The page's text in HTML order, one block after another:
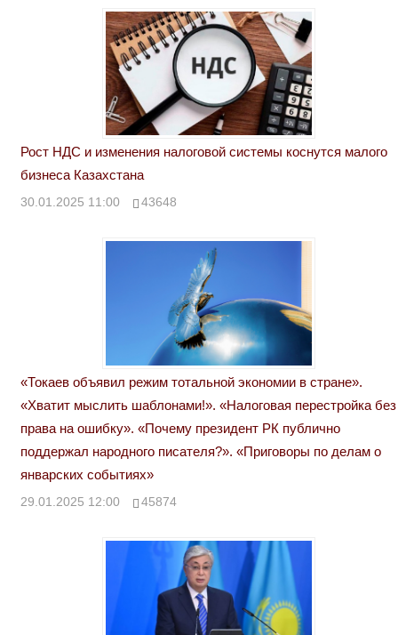
Рост НДС и изменения налоговой системы коснутся малого
бизнеса Казахстана
30.01.2025 11:00 43648
«Токаев объявил режим тотальной экономии в стране».
«Хватит мыслить шаблонами!». «Налоговая перестройка без
права на ошибку». «Почему президент РК публично
поддержал народного писателя?». «Приговоры по делам о
январских событиях»
29.01.2025 12:00 45874